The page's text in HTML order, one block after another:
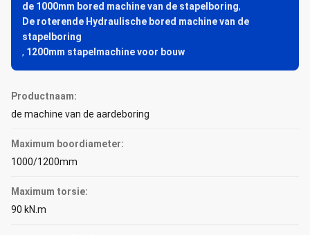
de 1000mm bored machine van de stapelboring,
De roterende Hydraulische bored machine van de
stapelboring
, 1200mm stapelmachine voor bouw
Productnaam:
de machine van de aardeboring
Maximum boordiameter:
1000/1200mm
Maximum torsie:
90 kN.m